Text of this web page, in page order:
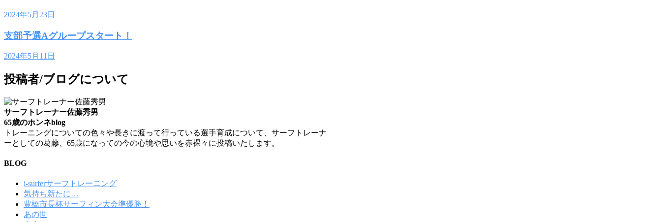
2024年5月23日
支部予選Aグループスタート！
2024年5月11日
投稿者/ブログについて
サーフトレーナー佐藤秀男
65歳のホンネblog
トレーニングについての色々や長きに渡って行っている選手育成について、サーフトレーナ
ーとしての葛藤、65歳になっての今の心境や思いを赤裸々に投稿いたします。
BLOG
i-surferサーフトレーニング
気持ち新たに…
豊橋市長杯サーフィン大会準優勝！
あの世